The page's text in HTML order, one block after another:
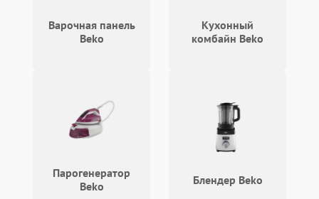
Варочная панель
Beko
Кухонный
комбайн Beko
Парогенератор
Beko
Блендер Beko